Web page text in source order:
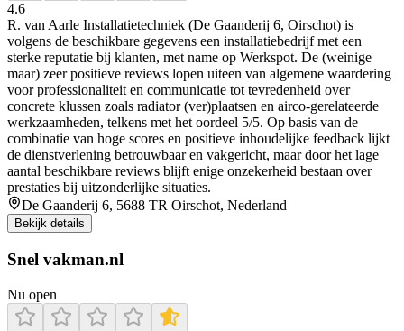
4.6
R. van Aarle Installatietechniek (De Gaanderij 6, Oirschot) is
volgens de beschikbare gegevens een installatiebedrijf met een
sterke reputatie bij klanten, met name op Werkspot. De (weinige
maar) zeer positieve reviews lopen uiteen van algemene waardering
voor professionaliteit en communicatie tot tevredenheid over
concrete klussen zoals radiator (ver)plaatsen en airco-gerelateerde
werkzaamheden, telkens met het oordeel 5/5. Op basis van de
combinatie van hoge scores en positieve inhoudelijke feedback lijkt
de dienstverlening betrouwbaar en vakgericht, maar door het lage
aantal beschikbare reviews blijft enige onzekerheid bestaan over
prestaties bij uitzonderlijke situaties.
De Gaanderij 6, 5688 TR Oirschot, Nederland
Bekijk details
Snel vakman.nl
Nu open